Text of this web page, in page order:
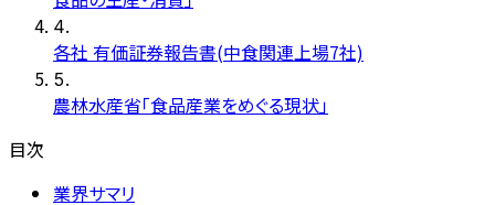
4.
各社 有価証券報告書(中食関連上場7社)
5.
農林水産省「食品産業をめぐる現状」
目次
業界サマリ